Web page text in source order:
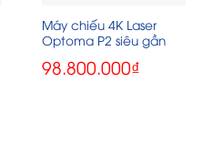
Máy chiếu 4K Laser
Optoma P2 siêu gần
98.800.000₫